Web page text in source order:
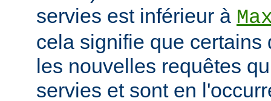
servies est inférieur à
cela signifie que certains
les nouvelles requêtes
servies et sont en